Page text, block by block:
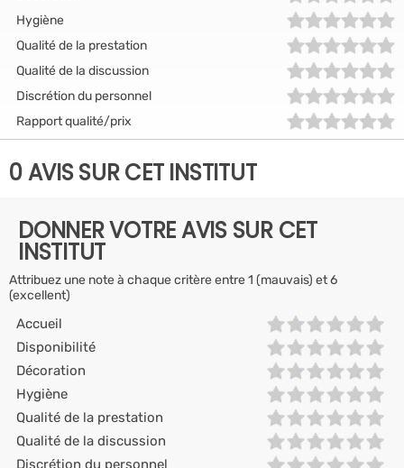
Hygiène
Qualité de la prestation
Qualité de la discussion
Discrétion du personnel
Rapport qualité/prix
0 AVIS SUR CET INSTITUT
DONNER VOTRE AVIS SUR CET
INSTITUT
Attribuez une note à chaque critère entre 1 (mauvais) et 6
(excellent)
Accueil
Disponibilité
Décoration
Hygiène
Qualité de la prestation
Qualité de la discussion
Discrétion du personnel